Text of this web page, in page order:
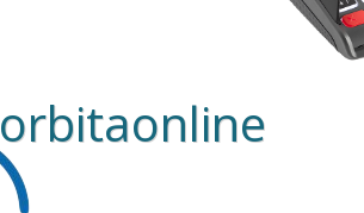
orbitaonline